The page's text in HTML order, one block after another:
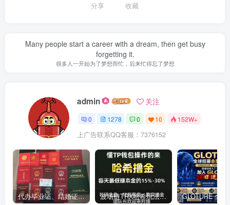
分享 收藏
Many people start a career with a dream, then get busy
forgetting it.
很多人一开始为了梦想而忙，后来忙得忘了梦想
admin 关注
0 1278 0 10 152W+
上广告联系QQ客服：7376152
代办毕业证、结婚证、房产证、不动产权证书、离婚证、中专/大专/高中 ​波场链TRX哈希玩法深度解析：低门槛也能实现稳定回报的新思路